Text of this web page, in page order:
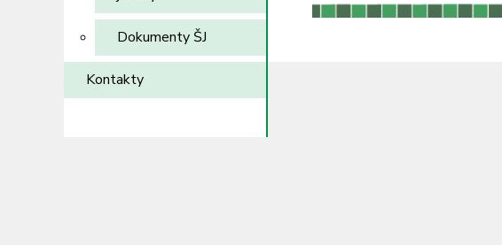
Dokumenty ŠJ
Kontakty